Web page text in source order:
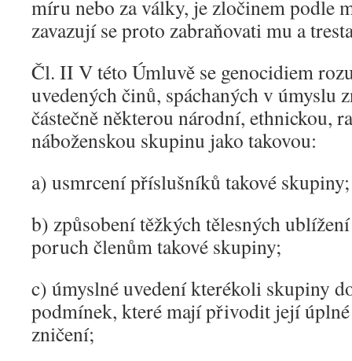
míru nebo za války, je zločinem podle
zavazují se proto zabraňovati mu a
Čl. II V této Úmluvě se genocidiem
uvedených činů, spáchaných v úmyslu
částečně některou národní, ethnickou,
náboženskou skupinu jako takovou:
a) usmrcení příslušníků takové skupiny;
b) způsobení těžkých tělesných
poruch členům takové skupiny;
c) úmyslné uvedení kterékoli skupiny
podmínek, které mají přivodit její úplné
zničení;